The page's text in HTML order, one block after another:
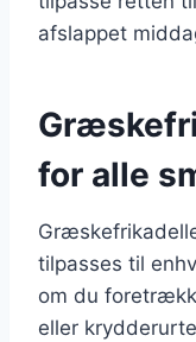
afslappet
for alle
tilpasses til
om du
eller